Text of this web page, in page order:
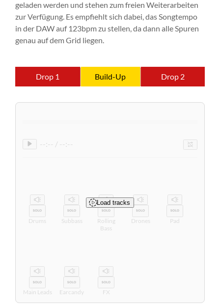
geladen werden und stehen zum freien Weiterarbeiten
zur Verfügung. Es empfiehlt sich dabei, das Songtempo
in der DAW auf 123bpm zu stellen, da dann alle Spuren
genau auf dem Grid liegen.
Drop 1 Build-Up Drop 2
--:-- / --:--
Drums Subbass
Rolling
Bass
Drones Pad
Main Leads Earcandy FX
Load tracks